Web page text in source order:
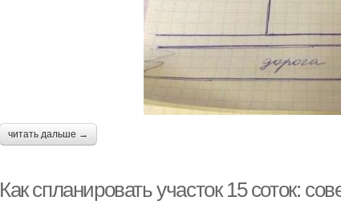
читать дальше →
Как спланировать участок 15 соток: